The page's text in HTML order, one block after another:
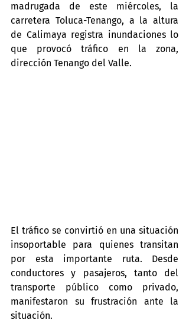
madrugada de este miércoles, la
carretera Toluca-Tenango, a la altura
de Calimaya registra inundaciones lo
que provocó tráfico en la zona,
dirección Tenango del Valle.
El tráfico se convirtió en una situación
insoportable para quienes transitan
por esta importante ruta. Desde
conductores y pasajeros, tanto del
transporte público como privado,
manifestaron su frustración ante la
situación.